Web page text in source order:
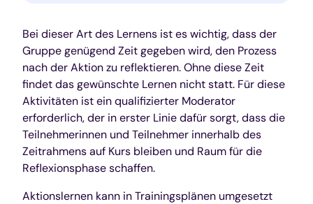
Bei dieser Art des Lernens ist es wichtig, dass der
Gruppe genügend Zeit gegeben wird, den Prozess
nach der Aktion zu reflektieren. Ohne diese Zeit
findet das gewünschte Lernen nicht statt. Für diese
Aktivitäten ist ein qualifizierter Moderator
erforderlich, der in erster Linie dafür sorgt, dass die
Teilnehmerinnen und Teilnehmer innerhalb des
Zeitrahmens auf Kurs bleiben und Raum für die
Reflexionsphase schaffen.
Aktionslernen kann in Trainingsplänen umgesetzt